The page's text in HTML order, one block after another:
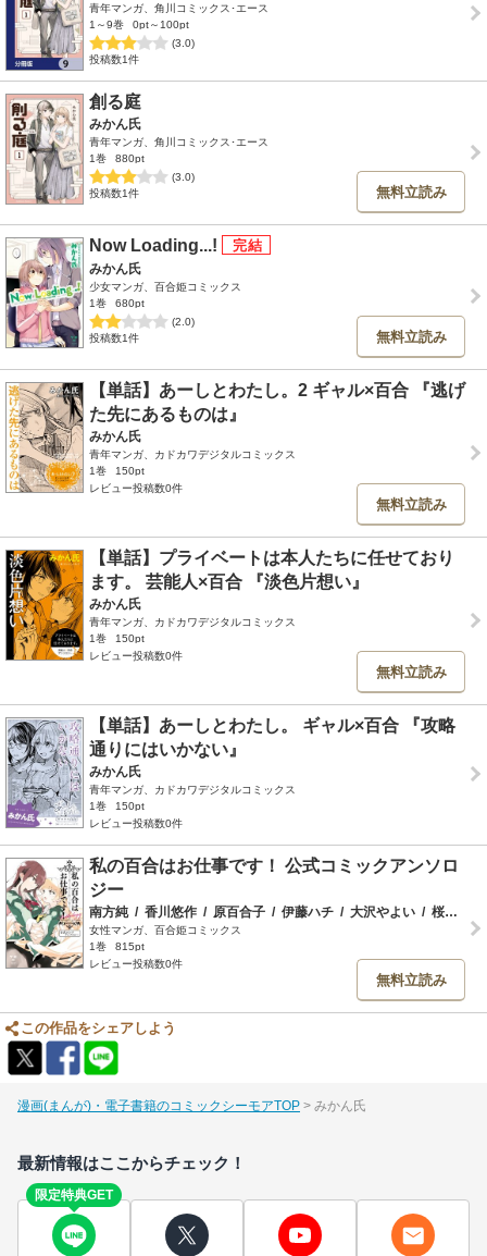
青年マンガ、角川コミックス･エース
1～9巻
0pt～100pt
(3.0)
投稿数1件
創る庭
みかん氏
青年マンガ、角川コミックス･エース
1巻
880pt
(3.0)
投稿数1件
無料立読み
Now Loading...!
みかん氏
少女マンガ、百合姫コミックス
1巻
680pt
(2.0)
投稿数1件
無料立読み
【単話】あーしとわたし。2 ギャル×百合 『逃げ
た先にあるものは』
みかん氏
青年マンガ、カドカワデジタルコミックス
1巻
150pt
レビュー投稿数0件
無料立読み
【単話】プライベートは本人たちに任せており
ます。 芸能人×百合 『淡色片想い』
みかん氏
青年マンガ、カドカワデジタルコミックス
1巻
150pt
レビュー投稿数0件
無料立読み
【単話】あーしとわたし。 ギャル×百合 『攻略
通りにはいかない』
みかん氏
青年マンガ、カドカワデジタルコミックス
1巻
150pt
レビュー投稿数0件
私の百合はお仕事です！ 公式コミックアンソロ
ジー
南方純 / 香川悠作 / 原百合子 / 伊藤ハチ / 大沢やよい / 桜木蓮
女性マンガ、百合姫コミックス
1巻
815pt
レビュー投稿数0件
無料立読み
この作品をシェアしよう
漫画(まんが)・電子書籍のコミックシーモアTOP みかん氏
最新情報はここからチェック！
限定特典GET